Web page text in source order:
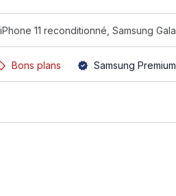
Bons plans Samsung Premium